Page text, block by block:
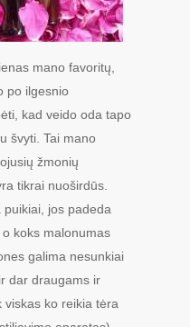
mano favoritų,
po ilgesnio
kad veido oda tapo
švyti. Tai mano
žmonių
tikrai nuoširdūs.
jos padeda
koks malonumas
galima nesunkiai
dar draugams ir
viskas ko reikia tėra